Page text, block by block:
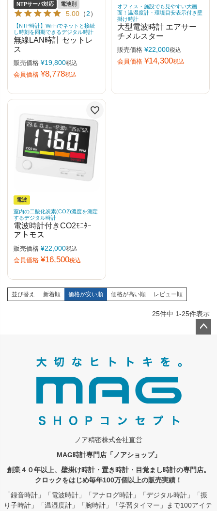
NTPサーバ対応
電池別
5.00 （2）
【NTP時計】Wi-Fiでネットと接続
し時刻を同期できるデジタル時計
無線LAN時計 セットレ
ス
販売価格 ¥19,800税込
会員価格 ¥8,778税込
オフィス・施設でも見やすい大画
面！温湿度計・環境目安表示付き壁
掛け時計
大型電波時計 エアサー
チメルスター
販売価格 ¥22,000税込
会員価格 ¥14,300税込
電波
室内の二酸化炭素(CO2)濃度を測定
するデジタル時計
電波時計付きCO2ﾓﾆﾀｰ
アトモス
販売価格 ¥22,000税込
会員価格 ¥16,500税込
並び替え 新着順 価格が安い順 価格が高い順 レビュー順
25件中 1-25件表示
ノア精密株式会社直営
MAG時計専門店「ノアショップ」
創業４０年以上、壁掛け時計・置き時計・目覚まし時計の専門店。
クロックをはじめ毎年100万個以上の販売実績！
「録音時計」「電波時計」「アナログ時計」「デジタル時計」「振
り子時計」「温湿度計」「腕時計」「学習タイマー」まで100アイテ